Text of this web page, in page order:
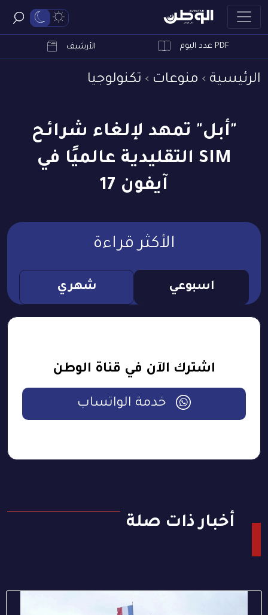
PDF عدد اليوم الأرشيف
الرئيسية منوعات تكنولوجيا
"أبل" تمهد لإلغاء شرائح
SIM التقليدية عالميًا في
آيفون 17
الأكثر قراءة
اسبوعي شهري
اشترك الآن في قناة الوطن
خدمة الواتساب
أخبار ذات صلة